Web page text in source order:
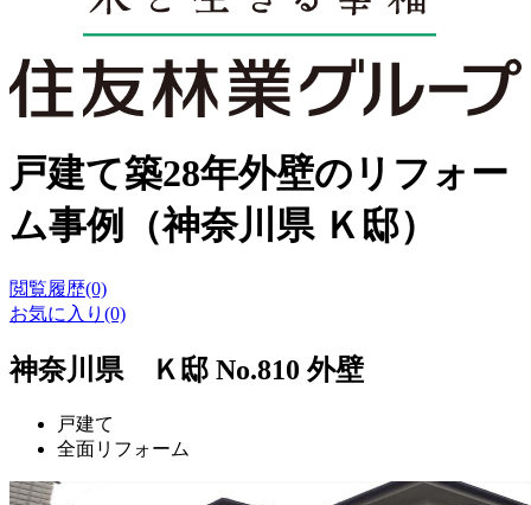
戸建て築28年外壁のリフォー
ム事例（神奈川県 Ｋ邸）
閲覧履歴(0)
お気に入り(0)
神奈川県 Ｋ邸 No.810 外壁
戸建て
全面リフォーム